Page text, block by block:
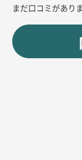
アナタの
ち続けています。
まだ口コミがあり